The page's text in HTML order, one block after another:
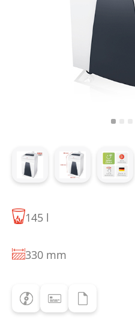
145 l
330 mm